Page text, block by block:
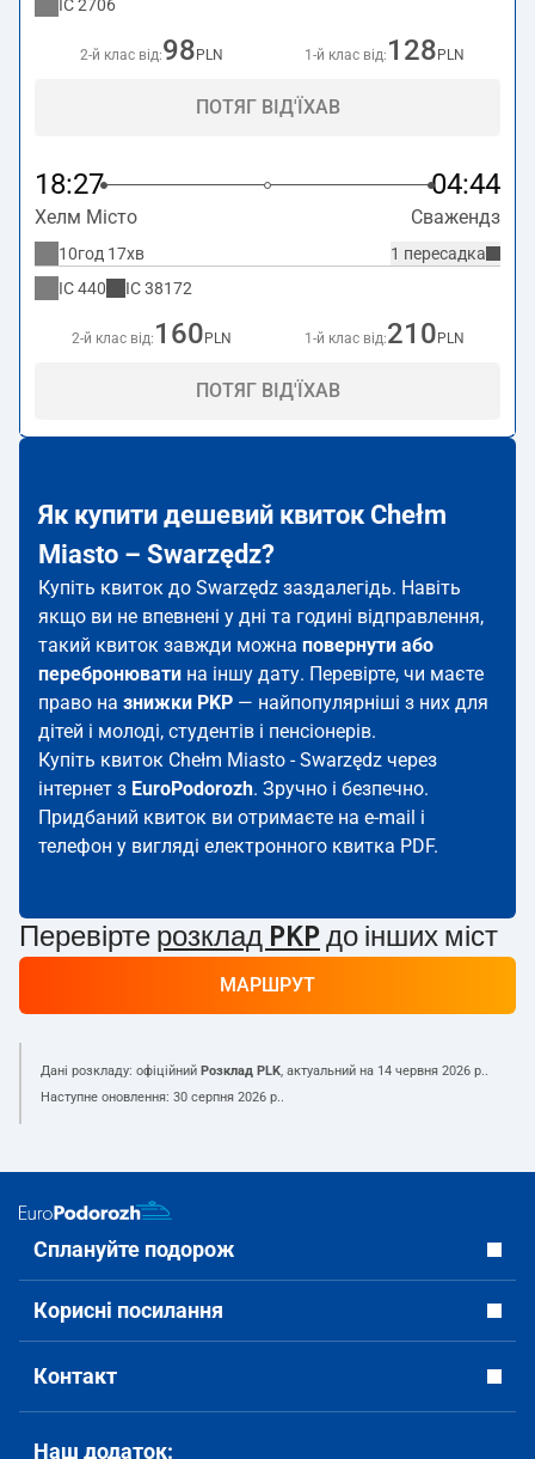
IC2706
2-й клас від:98 PLN 1-й клас від: 128 PLN
ПОТЯГ ВІД'ЇХАВ
18:27 04:44
Хелм Місто Сважендз
1 пересадка
10год 17хв
IC440 IC38172
2-й клас від: 160 PLN 1-й клас від:210 PLN
ПОТЯГ ВІД'ЇХАВ
Як купити дешевий квиток Chełm
Miasto – Swarzędz?
Купіть квиток до Swarzędz заздалегідь. Навіть
якщо ви не впевнені у дні та годині відправлення,
такий квиток завжди можна повернути або
перебронювати на іншу дату. Перевірте, чи маєте
право на знижки PKP — найпопулярніші з них для
дітей і молоді, студентів і пенсіонерів.
Купіть квиток Chełm Miasto - Swarzędz через
інтернет з EuroPodorozh. Зручно і безпечно.
Придбаний квиток ви отримаєте на e-mail і
телефон у вигляді електронного квитка PDF.
Перевірте розклад PKP до інших міст
МАРШРУТ
Дані розкладу: офіційний Розклад PLK, актуальний на 14 червня 2026 р..
Наступне оновлення: 30 серпня 2026 р..
Сплануйте подорож
Корисні посилання
Контакт
Наш додаток: